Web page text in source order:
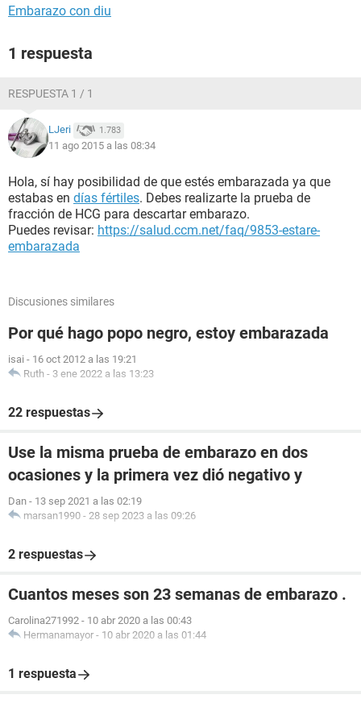
Embarazo con diu
1 respuesta
RESPUESTA 1 / 1
LJeri 1.783
11 ago 2015 a las 08:34
Hola, sí hay posibilidad de que estés embarazada ya que
estabas en días fértiles. Debes realizarte la prueba de
fracción de HCG para descartar embarazo.
Puedes revisar: https://salud.ccm.net/faq/9853-estare-
embarazada
Discusiones similares
Por qué hago popo negro, estoy embarazada
isai - 16 oct 2012 a las 19:21
Ruth - 3 ene 2022 a las 13:23
22 respuestas
Use la misma prueba de embarazo en dos
ocasiones y la primera vez dió negativo y
Dan - 13 sep 2021 a las 02:19
marsan1990 - 28 sep 2023 a las 09:26
2 respuestas
Cuantos meses son 23 semanas de embarazo .
Carolina271992 - 10 abr 2020 a las 00:43
Hermanamayor - 10 abr 2020 a las 01:44
1 respuesta